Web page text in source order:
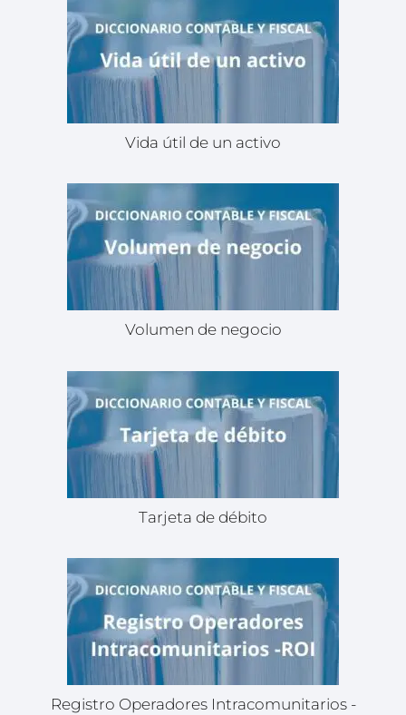
Vida útil de un activo
Volumen de negocio
Tarjeta de débito
Registro Operadores Intracomunitarios -